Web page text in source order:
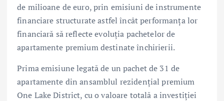
de milioane de euro, prin emisiuni de instrumente
financiare structurate astfel încât performanța lor
financiară să reflecte evoluția pachetelor de
apartamente premium destinate închirierii.
Prima emisiune legată de un pachet de 31 de
apartamente din ansamblul rezidențial premium
One Lake District, cu o valoare totală a investiției